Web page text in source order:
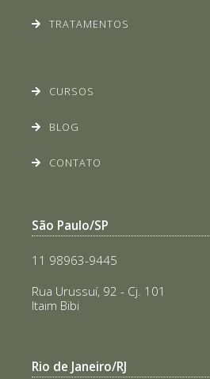
TRATAMENTOS
CURSOS
BLOG
CONTATO
São Paulo/SP
11 98963-9445
Rua Urussuí, 92 - Cj. 101
Itaim Bibi
Rio de Janeiro/RJ